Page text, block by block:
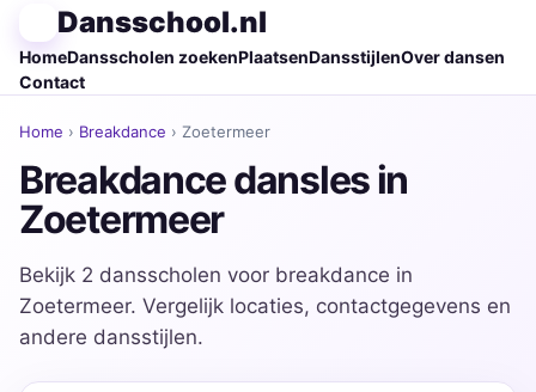
Dansschool.nl
HomeDansscholen zoekenPlaatsenDansstijlenOver dansen
Contact
Home › Breakdance › Zoetermeer
Breakdance dansles in
Zoetermeer
Bekijk 2 dansscholen voor breakdance in
Zoetermeer. Vergelijk locaties, contactgegevens en
andere dansstijlen.